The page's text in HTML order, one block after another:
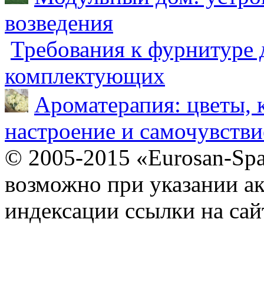
возведения
Требования к фурнитуре
комплектующих
Ароматерапия: цветы,
настроение и
© 2005-2015 «Eurosan-
возможно при указании
индексации ссылки на